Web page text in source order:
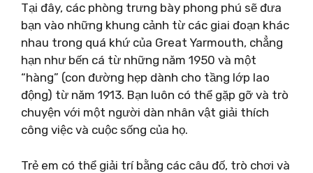
Tại đây, các phòng trưng bày phong phú sẽ đưa
bạn vào những khung cảnh từ các giai đoạn khác
nhau trong quá khứ của Great Yarmouth, chẳng
hạn như bến cá từ những năm 1950 và một
“hàng” (con đường hẹp dành cho tầng lớp lao
động) từ năm 1913. Bạn luôn có thể gặp gỡ và trò
chuyện với một người dàn nhân vật giải thích
công việc và cuộc sống của họ.
Trẻ em có thể giải trí bằng các câu đố, trò chơi và